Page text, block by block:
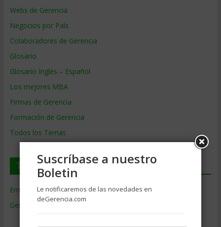
Webs de Gerencia
Negocios por País
Colaboradores de Gerencia
Glosario
Glosario Inglés – Español
Los mejores MBA
Firmas de Gerencia
Formación de Gerencia
Todos los Temas
Temas de Gerencia
Empresas de Gerencia(38)
Gerencia
Suscríbase a nuestro
Boletin
Le notificaremos de las novedades en
deGerencia.com